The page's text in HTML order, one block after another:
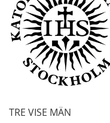
TRE VISE MÄN